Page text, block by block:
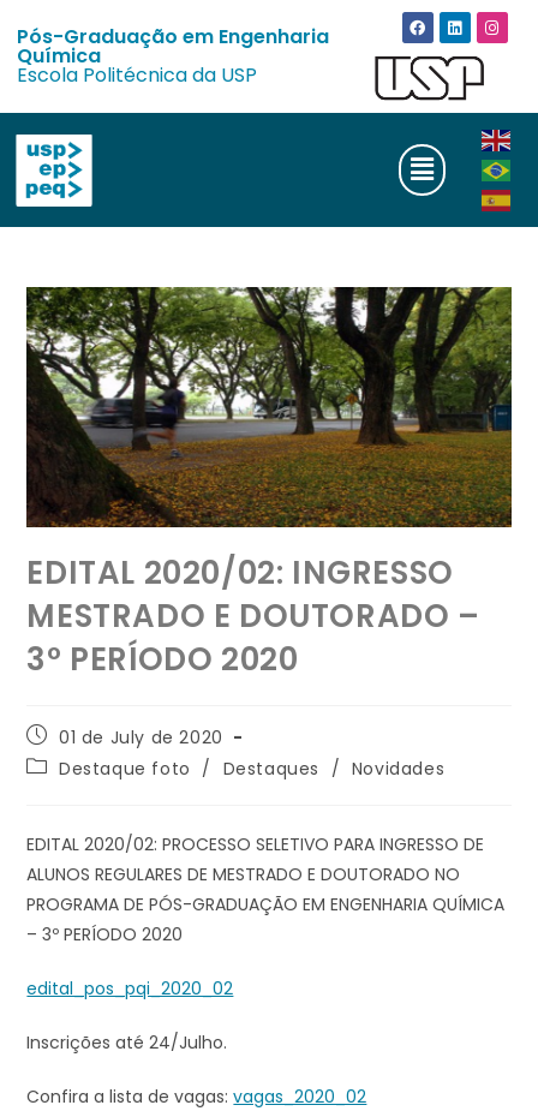
Pós-Graduação em Engenharia
Química
Escola Politécnica da USP
EDITAL 2020/02: INGRESSO
MESTRADO E DOUTORADO –
3º PERÍODO 2020
01 de July de 2020
Destaque foto / Destaques / Novidades
EDITAL 2020/02: PROCESSO SELETIVO PARA INGRESSO DE
ALUNOS REGULARES DE MESTRADO E DOUTORADO NO
PROGRAMA DE PÓS-GRADUAÇÃO EM ENGENHARIA QUÍMICA
– 3º PERÍODO 2020
edital_pos_pqi_2020_02
Inscrições até 24/Julho.
Confira a lista de vagas:vagas_2020_02